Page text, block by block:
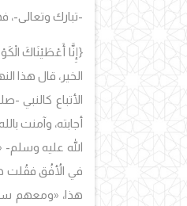
-تبارك وتعالى-
{إِنَّا أَعْطَيْنَاكَ
الخير، قال هذا
الأتباع كالنبي
أجابته، وآمنت
الله عليه وسلم-
في الأُفُق فقُلت
هذا، «ومعهم